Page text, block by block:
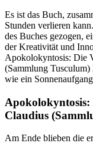
Es ist das Buch,
Stunden verlieren
des Buches gezogen,
der Kreativität und
Apokolokyntosis: Die
(Sammlung
wie ein
Apokolokyntosis:
Claudius
Am Ende blieben die